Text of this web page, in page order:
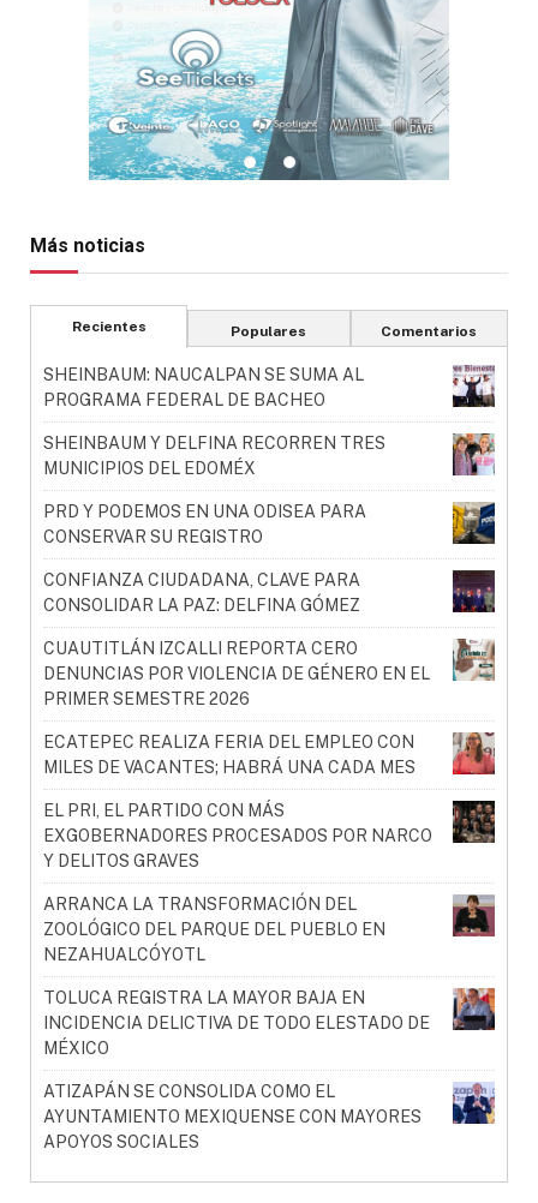
Más noticias
Recientes Populares Comentarios
SHEINBAUM: NAUCALPAN SE SUMA AL
PROGRAMA FEDERAL DE BACHEO
SHEINBAUM Y DELFINA RECORREN TRES
MUNICIPIOS DEL EDOMÉX
PRD Y PODEMOS EN UNA ODISEA PARA
CONSERVAR SU REGISTRO
CONFIANZA CIUDADANA, CLAVE PARA
CONSOLIDAR LA PAZ: DELFINA GÓMEZ
CUAUTITLÁN IZCALLI REPORTA CERO
DENUNCIAS POR VIOLENCIA DE GÉNERO EN EL
PRIMER SEMESTRE 2026
ECATEPEC REALIZA FERIA DEL EMPLEO CON
MILES DE VACANTES; HABRÁ UNA CADA MES
EL PRI, EL PARTIDO CON MÁS
EXGOBERNADORES PROCESADOS POR NARCO
Y DELITOS GRAVES
ARRANCA LA TRANSFORMACIÓN DEL
ZOOLÓGICO DEL PARQUE DEL PUEBLO EN
NEZAHUALCÓYOTL
TOLUCA REGISTRA LA MAYOR BAJA EN
INCIDENCIA DELICTIVA DE TODO ELESTADO DE
MÉXICO
ATIZAPÁN SE CONSOLIDA COMO EL
AYUNTAMIENTO MEXIQUENSE CON MAYORES
APOYOS SOCIALES